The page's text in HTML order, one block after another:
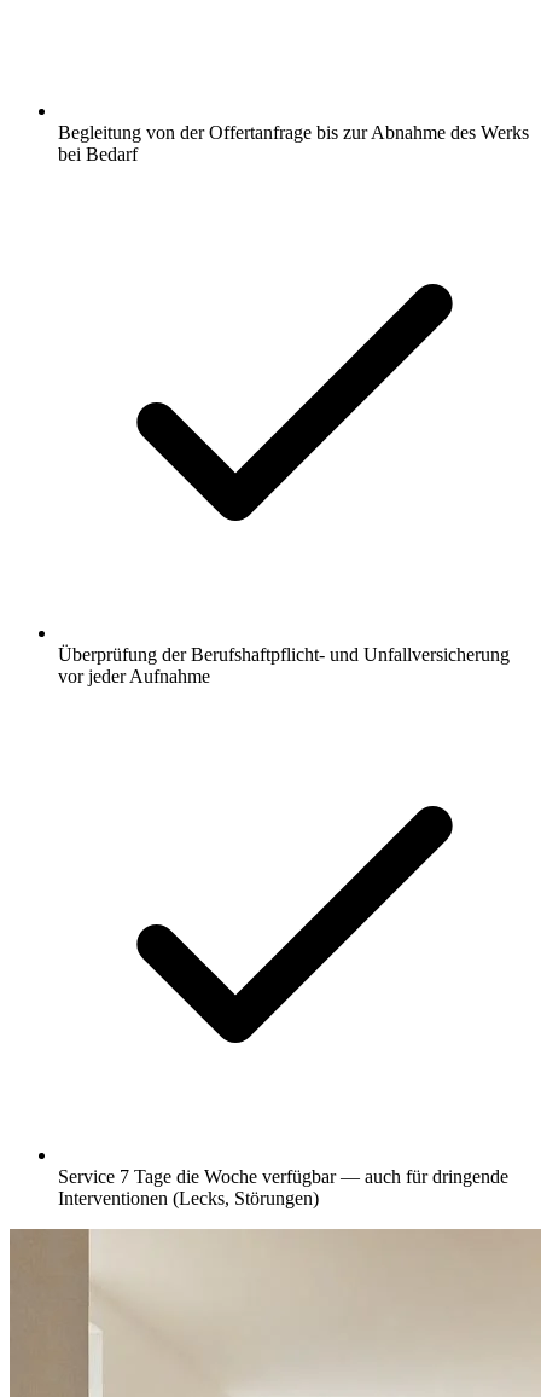
Begleitung von der Offertanfrage bis zur Abnahme des Werks
bei Bedarf
Überprüfung der Berufshaftpflicht- und Unfallversicherung
vor jeder Aufnahme
Service 7 Tage die Woche verfügbar — auch für dringende
Interventionen (Lecks, Störungen)